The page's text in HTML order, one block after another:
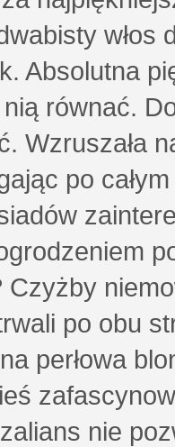
Absolutna
nią równać.
Wzruszała
po
Czyżby
po obu
perłowa
nie